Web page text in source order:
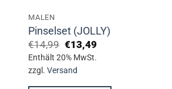
MALEN
Pinselset (JOLLY)
€14,99 Ursprünglicher
Preis
war:
€14,99
€13,49
Enthält 20% MwSt.
zzgl.Versand